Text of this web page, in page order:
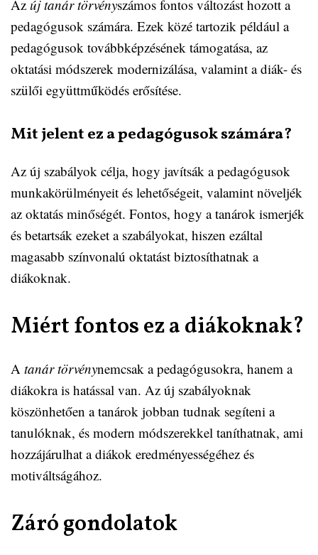
Az új tanár törvényszámos fontos változást hozott a
pedagógusok számára. Ezek közé tartozik például a
pedagógusok továbbképzésének támogatása, az
oktatási módszerek modernizálása, valamint a diák- és
szülői együttműködés erősítése.
Mit jelent ez a pedagógusok számára?
Az új szabályok célja, hogy javítsák a pedagógusok
munkakörülményeit és lehetőségeit, valamint növeljék
az oktatás minőségét. Fontos, hogy a tanárok ismerjék
és betartsák ezeket a szabályokat, hiszen ezáltal
magasabb színvonalú oktatást biztosíthatnak a
diákoknak.
Miért fontos ez a diákoknak?
A tanár törvénynemcsak a pedagógusokra, hanem a
diákokra is hatással van. Az új szabályoknak
köszönhetően a tanárok jobban tudnak segíteni a
tanulóknak, és modern módszerekkel taníthatnak, ami
hozzájárulhat a diákok eredményességéhez és
motiváltságához.
Záró gondolatok